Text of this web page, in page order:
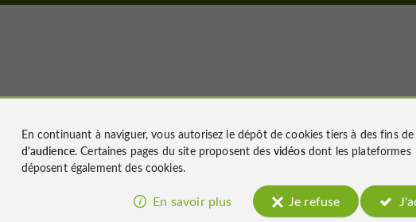
Nous avons testé
pour vous
En continuant à naviguer, vous autorisez le dépôt de cookies tiers à des fins de
d'audience. Certaines pages du site proposent des vidéosdont les plateformes
déposent également des cookies.
En savoir plus Je refuse